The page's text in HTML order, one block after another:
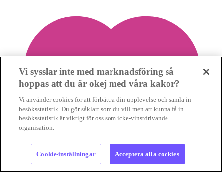
Vi sysslar inte med marknadsföring så
hoppas att du är okej med våra kakor?
Vi använder cookies för att förbättra din upplevelse och samla in
besöksstatistik. Du gör såklart som du vill men att kunna få in
besöksstatistik är viktigt för oss som icke-vinstdrivande
organisation.
Cookie-inställningar Acceptera alla cookies